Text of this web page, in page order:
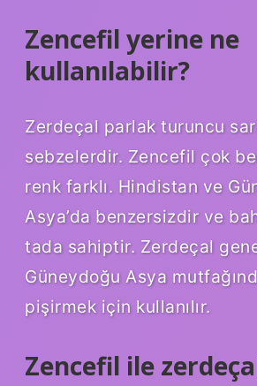
Zencefil yerine ne
kullanılabilir?
Zerdeçal parlak turuncu
sebzelerdir. Zencefil çok
renk farklı. Hindistan ve
Asya’da benzersizdir ve
tada sahiptir. Zerdeçal
Güneydoğu Asya
pişirmek için kullanılır.
Zencefil ile